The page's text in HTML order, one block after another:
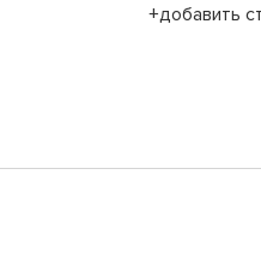
+добавить